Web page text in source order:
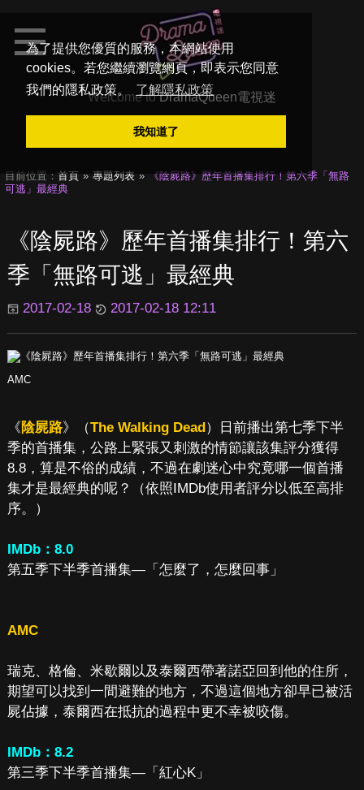
為了提供您優質的服務，本網站使用
cookies。若您繼續瀏覽網頁，即表示您同意
我們的隱私政策。
了解隱私政策
我知道了
Welcome toDramaQueen電視迷
目前位置： 首頁 專題列表
《陰屍路》歷年首播集排行！第六季「無路
可逃」最經典
《陰屍路》歷年首播集排行！第六
季「無路可逃」最經典
2017-02-18 2017-02-18 12:11
AMC
《陰屍路》（The Walking Dead）日前播出第七季下半
季的首播集，公路上緊張又刺激的情節讓該集評分獲得
8.8，算是不俗的成績，不過在劇迷心中究竟哪一個首播
集才是最經典的呢？（依照IMDb使用者評分以低至高排
序。）
IMDb：8.0
第五季下半季首播集—「怎麼了，怎麼回事」
AMC
瑞克、格倫、米歇爾以及泰爾西帶著諾亞回到他的住所，
期望可以找到一間避難的地方，不過這個地方卻早已被活
屍佔據，泰爾西在抵抗的過程中更不幸被咬傷。
IMDb：8.2
第三季下半季首播集—「紅心K」